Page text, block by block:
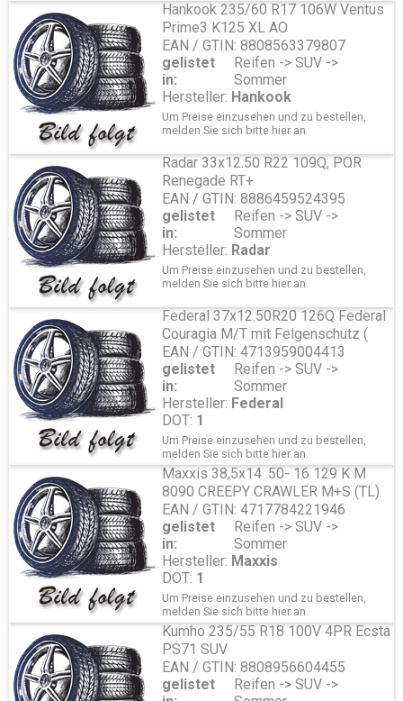
Hankook 235/60 R17 106W Ventus
Prime3 K125 XL AO
EAN / GTIN: 8808563379807
gelistet
in:
Reifen -> SUV ->
Sommer
Hersteller: Hankook
Um Preise einzusehen und zu bestellen,
melden Sie sich bitte hier an.
Radar 33x12.50 R22 109Q, POR
Renegade RT+
EAN / GTIN: 8886459524395
gelistet
in:
Reifen -> SUV ->
Sommer
Hersteller: Radar
Um Preise einzusehen und zu bestellen,
melden Sie sich bitte hier an.
Federal 37x12.50R20 126Q Federal
Couragia M/T mit Felgenschutz (
EAN / GTIN: 4713959004413
gelistet
in:
Reifen -> SUV ->
Sommer
Hersteller: Federal
DOT: 1
Um Preise einzusehen und zu bestellen,
melden Sie sich bitte hier an.
Maxxis 38,5x14 .50- 16 129 K M
8090 CREEPY CRAWLER M+S (TL)
EAN / GTIN: 4717784221946
gelistet
in:
Reifen -> SUV ->
Sommer
Hersteller: Maxxis
DOT: 1
Um Preise einzusehen und zu bestellen,
melden Sie sich bitte hier an.
Kumho 235/55 R18 100V 4PR Ecsta
PS71 SUV
EAN / GTIN: 8808956604455
gelistet
Reifen -> SUV ->